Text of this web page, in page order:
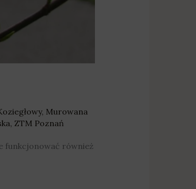
, Murowana
, ZTM Poznań
funkcjonować również